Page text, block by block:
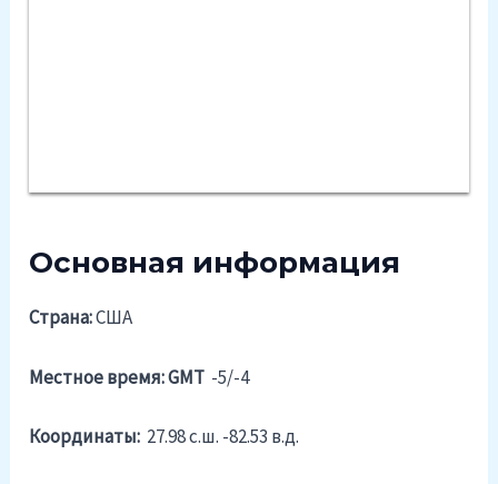
Основная информация
Страна:США
Местное время: GMT -5/-4
Координаты: 27.98 c.ш. -82.53 в.д.